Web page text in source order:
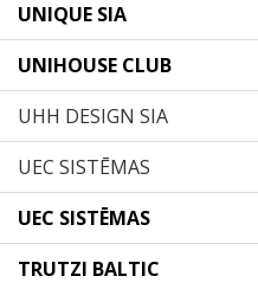
UNIQUE SIA
UNIHOUSE CLUB
UHH DESIGN SIA
UEC SISTĒMAS
UEC SISTĒMAS
TRUTZI BALTIC